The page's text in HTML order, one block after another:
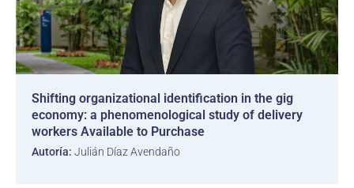
Shifting organizational identification in the gig
economy: a phenomenological study of delivery
workers Available to Purchase
Autoría: Julián Díaz Avendaño